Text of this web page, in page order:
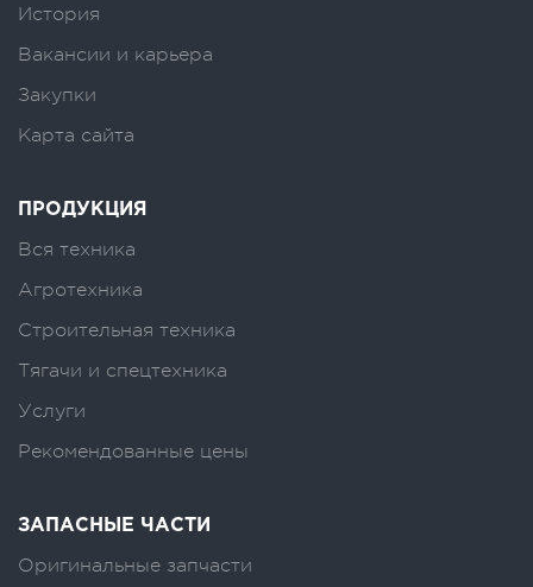
История
Вакансии и карьера
Закупки
Карта сайта
ПРОДУКЦИЯ
Вся техника
Агротехника
Строительная техника
Тягачи и спецтехника
Услуги
Рекомендованные цены
ЗАПАСНЫЕ ЧАСТИ
Оригинальные запчасти